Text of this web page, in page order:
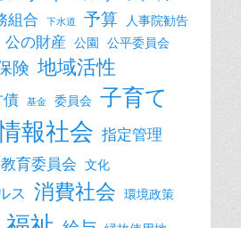
組合 下水道 予算 人事院勧告
公の財産 公園 公平委員会
険 地域活性
基金 委員会 子育て
報社会 指定管理
教育委員会 文化
ス 消費社会 環境政策